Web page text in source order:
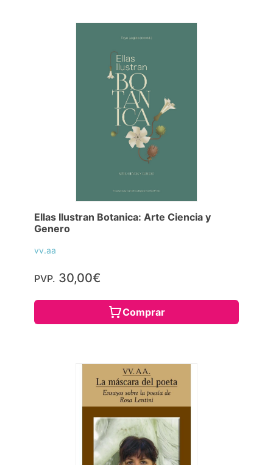
Ellas Ilustran Botanica: Arte Ciencia y
Genero
vv.aa
PVP. 30,00€
Comprar